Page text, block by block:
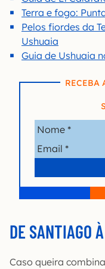
Terra e fogo:
Pelos fiordes da
Ushuaia
Guia de Ushuaia
RECEBA
DE SANTIAGO
Caso queira